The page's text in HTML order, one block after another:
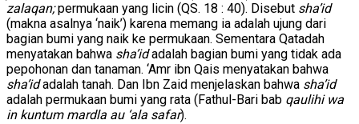
zalaqan;permukaan yang licin (QS. 18 : 40). Disebut sha’id
(makna asalnya ‘naik’) karena memang ia adalah ujung dari
bagian bumi yang naik ke permukaan. Sementara Qatadah
menyatakan bahwa sha’idadalah bagian bumi yang tidak ada
pepohonan dan tanaman. ‘Amr ibn Qais menyatakan bahwa
sha’idadalah tanah. Dan Ibn Zaid menjelaskan bahwa sha’id
adalah permukaan bumi yang rata (Fathul-Bari bab qaulihi wa
in kuntum mardla au ‘ala safar).